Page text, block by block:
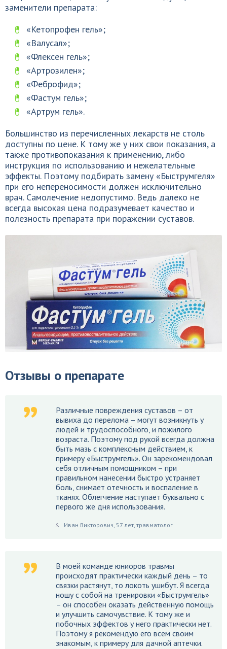
заменители препарата:
«Кетопрофен гель»;
«Валусал»;
«Флексен гель»;
«Артрозилен»;
«Феброфид»;
«Фастум гель»;
«Артрум гель».
Большинство из перечисленных лекарств не столь
доступны по цене. К тому же у них свои показания, а
также противопоказания к применению, либо
инструкция по использованию и нежелательные
эффекты. Поэтому подбирать замену «Быструмгеля»
при его непереносимости должен исключительно
врач. Самолечение недопустимо. Ведь далеко не
всегда высокая цена подразумевает качество и
полезность препарата при поражении суставов.
Отзывы о препарате
Различные повреждения суставов – от
вывиха до перелома – могут возникнуть у
людей и трудоспособного, и пожилого
возраста. Поэтому под рукой всегда должна
быть мазь с комплексным действием, к
примеру «Быструмгель». Он зарекомендовал
себя отличным помощником – при
правильном нанесении быстро устраняет
боль, снимает отечность и воспаление в
тканях. Облегчение наступает буквально с
первого же дня использования.
Иван Викторович, 57 лет, травматолог
В моей команде юниоров травмы
происходят практически каждый день – то
связки растянут, то локоть ушибут. Я всегда
ношу с собой на тренировки «Быструмгель»
– он способен оказать действенную помощь
и улучшить самочувствие. К тому же и
побочных эффектов у него практически нет.
Поэтому я рекомендую его всем своим
знакомым, к примеру для дачной аптечки.